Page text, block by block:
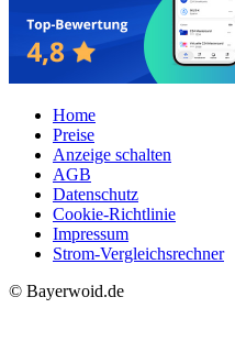
Home
Preise
Anzeige schalten
AGB
Datenschutz
Cookie-Richtlinie
Impressum
Strom-Vergleichsrechner
© Bayerwoid.de